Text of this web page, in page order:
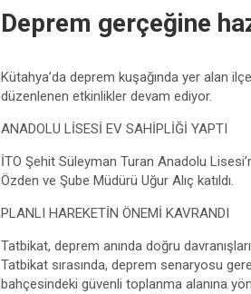
Deprem gerçeğine
Kütahya’da deprem kuşağında yer alan
düzenlenen etkinlikler devam ediyor.
ANADOLU LİSESİ EV SAHİPLİĞİ YAPTI
İTO Şehit Süleyman Turan Anadolu
Özden ve Şube Müdürü Uğur Alıç katıldı.
PLANLI HAREKETİN ÖNEMİ KAVRANDI
Tatbikat, deprem anında doğru
Tatbikat sırasında, deprem senaryosu
bahçesindeki güvenli toplanma alanına